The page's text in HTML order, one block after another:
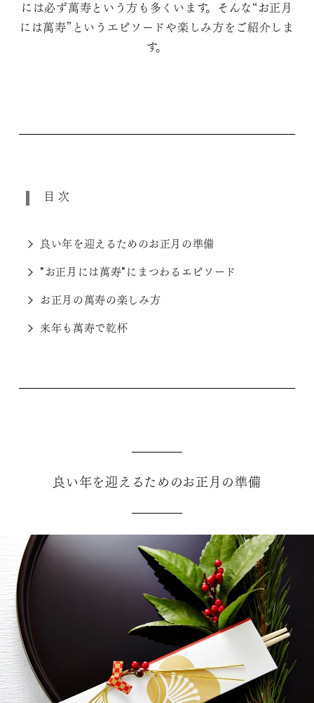
には必ず萬寿という方も多くいます。そんな“お正月
には萬寿”というエピソードや楽しみ方をご紹介しま
す。
目次
良い年を迎えるためのお正月の準備
"お正月には萬寿"にまつわるエピソード
お正月の萬寿の楽しみ方
来年も萬寿で乾杯
良い年を迎えるためのお正月の準備